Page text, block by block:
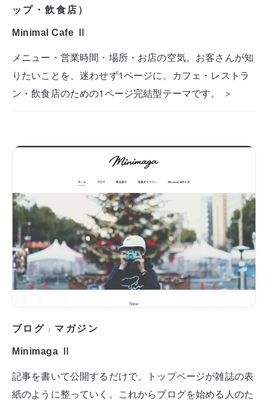
ップ・飲食店）
Minimal Cafe Ⅱ
メニュー・営業時間・場所・お店の空気。お客さんが知
りたいことを、迷わせず1ページに。カフェ・レストラ
ン・飲食店のための1ページ完結型テーマです。 ＞
ブログ / マガジン
Minimaga Ⅱ
記事を書いて公開するだけで、トップページが雑誌の表
紙のように整っていく。これからブログを始める人のた